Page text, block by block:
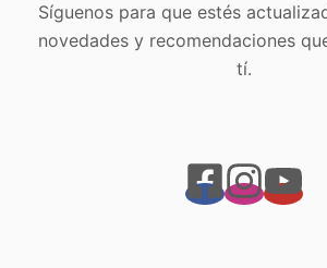
Síguenos para que estés
novedades y recomendaciones
tí.